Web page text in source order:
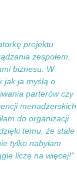
projektu
zespołem,
biznesu. W
jak ja myślą o
parterów czy
menadżerskich
do organizacji
temu, że stale
tylko nabyłam
liczę na więcej!”